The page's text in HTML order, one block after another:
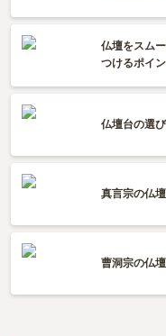
仏壇をスム
つけるポイ
仏壇台の選
真言宗の仏
曹洞宗の仏